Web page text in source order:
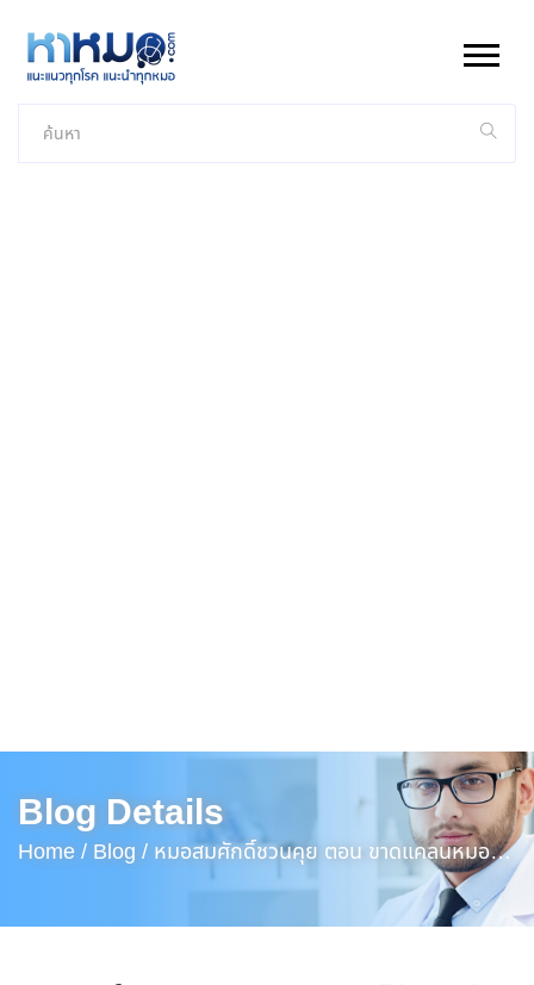
Blog Details
Home / Blog / หมอสมศักดิ์ชวนคุย ตอน ขาดแคลนหมอ
แต่ไม่มีตำแหน่งบรรจุให้หมอ